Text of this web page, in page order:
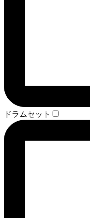
ドラムセット